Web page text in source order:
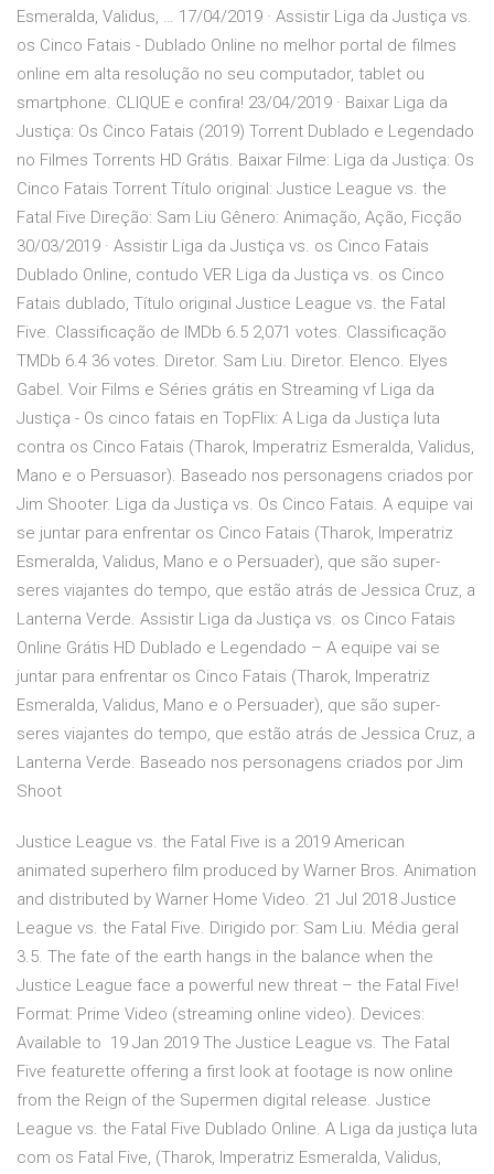
Esmeralda, Validus, … 17/04/2019 · Assistir Liga da Justiça vs.
os Cinco Fatais - Dublado Online no melhor portal de filmes
online em alta resolução no seu computador, tablet ou
smartphone. CLIQUE e confira! 23/04/2019 · Baixar Liga da
Justiça: Os Cinco Fatais (2019) Torrent Dublado e Legendado
no Filmes Torrents HD Grátis. Baixar Filme: Liga da Justiça: Os
Cinco Fatais Torrent Título original: Justice League vs. the
Fatal Five Direção: Sam Liu Gênero: Animação, Ação, Ficção
30/03/2019 · Assistir Liga da Justiça vs. os Cinco Fatais
Dublado Online, contudo VER Liga da Justiça vs. os Cinco
Fatais dublado, Título original Justice League vs. the Fatal
Five. Classificação de IMDb 6.5 2,071 votes. Classificação
TMDb 6.4 36 votes. Diretor. Sam Liu. Diretor. Elenco. Elyes
Gabel. Voir Films e Séries grátis en Streaming vf Liga da
Justiça - Os cinco fatais en TopFlix: A Liga da Justiça luta
contra os Cinco Fatais (Tharok, Imperatriz Esmeralda, Validus,
Mano e o Persuasor). Baseado nos personagens criados por
Jim Shooter. Liga da Justiça vs. Os Cinco Fatais. A equipe vai
se juntar para enfrentar os Cinco Fatais (Tharok, Imperatriz
Esmeralda, Validus, Mano e o Persuader), que são super-
seres viajantes do tempo, que estão atrás de Jessica Cruz, a
Lanterna Verde. Assistir Liga da Justiça vs. os Cinco Fatais
Online Grátis HD Dublado e Legendado – A equipe vai se
juntar para enfrentar os Cinco Fatais (Tharok, Imperatriz
Esmeralda, Validus, Mano e o Persuader), que são super-
seres viajantes do tempo, que estão atrás de Jessica Cruz, a
Lanterna Verde. Baseado nos personagens criados por Jim
Shoot
Justice League vs. the Fatal Five is a 2019 American
animated superhero film produced by Warner Bros. Animation
and distributed by Warner Home Video. 21 Jul 2018 Justice
League vs. the Fatal Five. Dirigido por: Sam Liu. Média geral
3.5. The fate of the earth hangs in the balance when the
Justice League face a powerful new threat – the Fatal Five!
Format: Prime Video (streaming online video). Devices:
Available to 19 Jan 2019 The Justice League vs. The Fatal
Five featurette offering a first look at footage is now online
from the Reign of the Supermen digital release. Justice
League vs. the Fatal Five Dublado Online. A Liga da justiça luta
com os Fatal Five, (Tharok, Imperatriz Esmeralda, Validus,